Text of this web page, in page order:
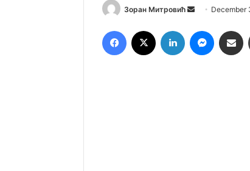
Зоран Митровић
Send
email
December
Facebook LinkedIn